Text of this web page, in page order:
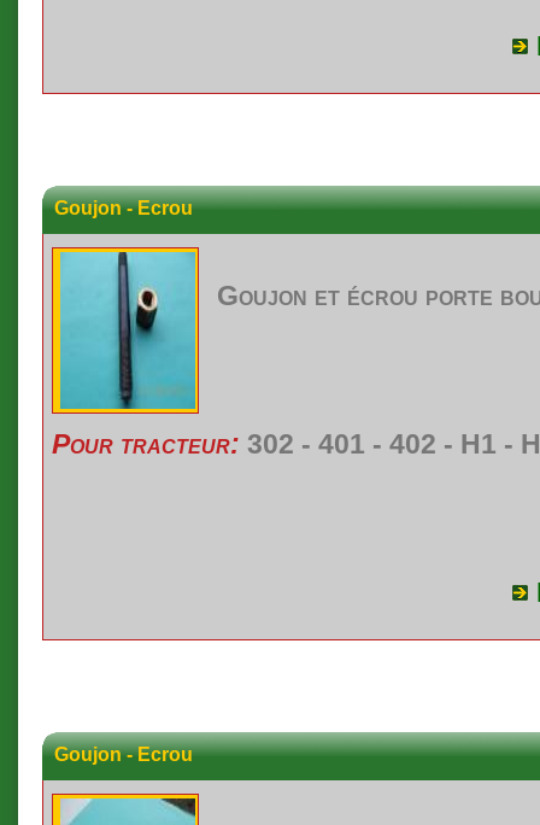
Goujon - Ecrou
Goujon et écrou porte
Pour tracteur: 302 - 401 - 402 - H1 -
Goujon - Ecrou